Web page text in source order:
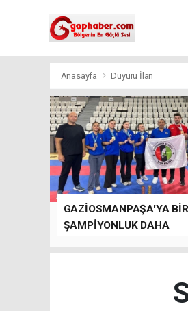
Anasayfa Duyuru İlan
GAZİOSMANPAŞA'YA BİR
ŞAMPİYONLUK DAHA